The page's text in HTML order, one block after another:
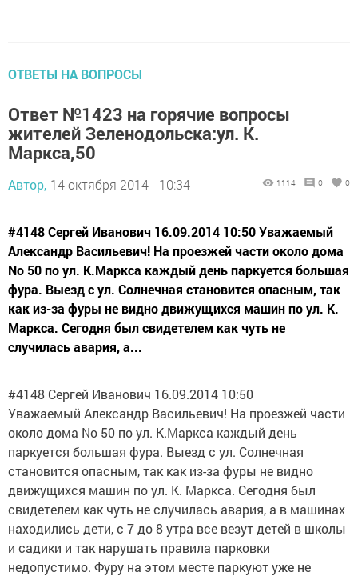
ОТВЕТЫ НА ВОПРОСЫ
Ответ №1423 на горячие вопросы
жителей Зеленодольска:ул. К.
Маркса,50
Автор, 14 октября 2014 - 10:34 1114 0 0
#4148 Сергей Иванович 16.09.2014 10:50 Уважаемый
Александр Васильевич! На проезжей части около дома
No 50 по ул. К.Маркса каждый день паркуется большая
фура. Выезд с ул. Солнечная становится опасным, так
как из-за фуры не видно движущихся машин по ул. К.
Маркса. Сегодня был свидетелем как чуть не
случилась авария, а...
#4148 Сергей Иванович 16.09.2014 10:50
Уважаемый Александр Васильевич! На проезжей части
около дома No 50 по ул. К.Маркса каждый день
паркуется большая фура. Выезд с ул. Солнечная
становится опасным, так как из-за фуры не видно
движущихся машин по ул. К. Маркса. Сегодня был
свидетелем как чуть не случилась авария, а в машинах
находились дети, с 7 до 8 утра все везут детей в школы
и садики и так нарушать правила парковки
недопустимо. Фуру на этом месте паркуют уже не